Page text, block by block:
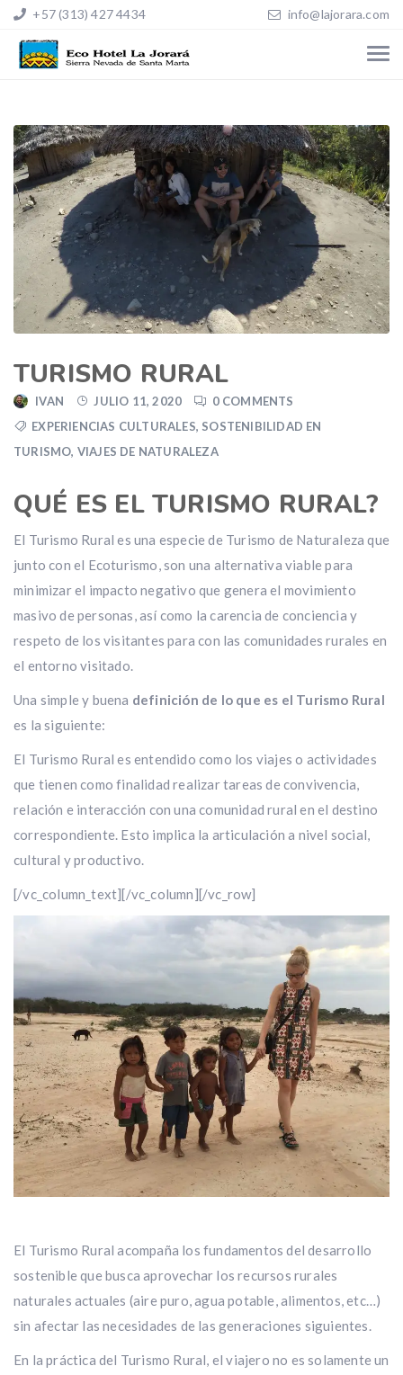
+57 (313) 427 4434 info@lajorara.com
TURISMO RURAL
IVAN JULIO 11, 2020
0 COMMENTS
EXPERIENCIAS CULTURALES, SOSTENIBILIDAD EN
TURISMO, VIAJES DE NATURALEZA
QUÉ ES EL TURISMO RURAL?
El Turismo Rural es una especie de Turismo de Naturaleza que
junto con el Ecoturismo, son una alternativa viable para
minimizar el impacto negativo que genera el movimiento
masivo de personas, así como la carencia de conciencia y
respeto de los visitantes para con las comunidades rurales en
el entorno visitado.
Una simple y buena definición de lo que es el Turismo Rural
es la siguiente:
El Turismo Rural es entendido como los viajes o actividades
que tienen como finalidad realizar tareas de convivencia,
relación e interacción con una comunidad rural en el destino
correspondiente. Esto implica la articulación a nivel social,
cultural y productivo.
[/vc_column_text][/vc_column][/vc_row]
El Turismo Rural acompaña los fundamentos del desarrollo
sostenible que busca aprovechar los recursos rurales
naturales actuales (aire puro, agua potable, alimentos, etc…)
sin afectar las necesidades de las generaciones siguientes.
En la práctica del Turismo Rural, el viajero no es solamente un